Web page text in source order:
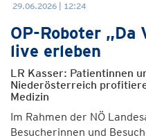
29.06.2026 | 12:24
OP-Roboter
live erleben
LR Kasser: Patientinnen
Niederösterreich
Medizin
Im Rahmen der NÖ
Besucherinnen und